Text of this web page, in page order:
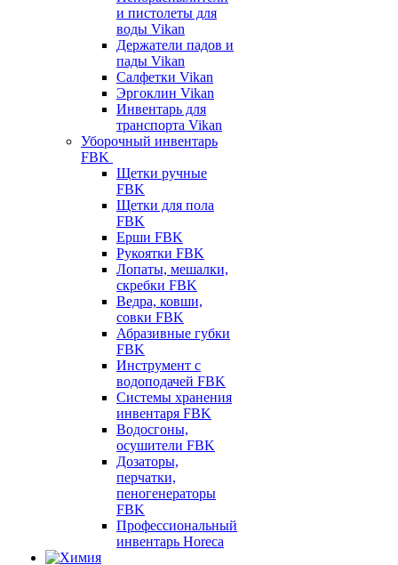
и пистолеты для
воды Vikan
Держатели падов и
пады Vikan
Салфетки Vikan
Эргоклин Vikan
Инвентарь для
транспорта Vikan
Уборочный инвентарь
FBK
Щетки ручные
FBK
Щетки для пола
FBK
Ерши FBK
Рукоятки FBK
Лопаты, мешалки,
скребки FBK
Ведра, ковши,
совки FBK
Абразивные губки
FBK
Инструмент с
водоподачей FBK
Системы хранения
инвентаря FBK
Водосгоны,
осушители FBK
Дозаторы,
перчатки,
пеногенераторы
FBK
Профессиональный
инвентарь Horeca